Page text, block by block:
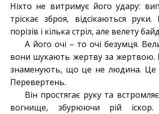
Ніхто не витримує його удару:
тріскає зброя, відсікаються
порізів і кілька стріл, але велету
А його очі – то очі безумця.
вони шукають жертву за жертвою.
знаменують, що це не людина. Це
Перевертень.
Він простягає руку та
вогнище, збурюючи рій